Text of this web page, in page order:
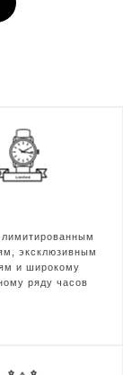
лимитированным
эксклюзивным
и широкому
ряду часов